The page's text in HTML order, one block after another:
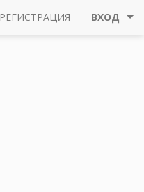
РЕГИСТРАЦИЯ ВХОД